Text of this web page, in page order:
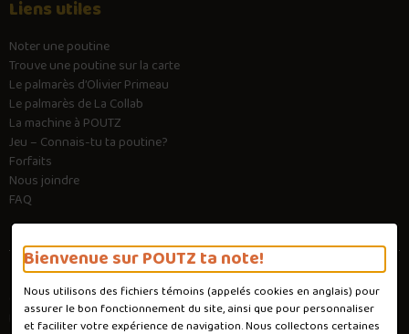
Bienvenue sur POUTZ ta note!
Nous utilisons des fichiers témoins (appelés cookies en anglais) pour
assurer le bon fonctionnement du site, ainsi que pour personnaliser
et faciliter votre expérience de navigation. Nous collectons certaines
Liens utiles
Noter une poutine
Trouve une poutine sur la carte
Le palmarès d’Olivier Primeau
Le palmarès de La Collab
La machine à POUTZ
Jeu – Connais-tu ta poutine?
Forfaits
Nous joindre
FAQ
Conditions d'utilisation
Politique de confidentialité